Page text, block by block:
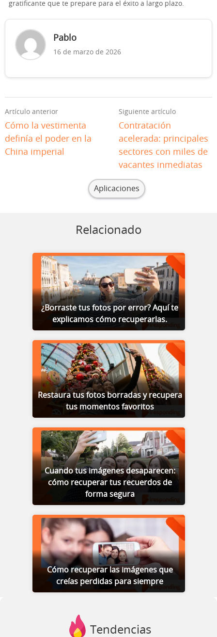
gratificante que te prepare para el éxito a largo plazo.
Pablo
16 de marzo de 2026
Artículo anterior
Cómo la vestimenta
definía el poder en la
China imperial
Siguiente artículo
Contratación
acelerada: principales
sectores con miles de
vacantes inmediatas
Aplicaciones
Relacionado
¿Borraste tus fotos por error? Aquí te
explicamos cómo recuperarlas.
Restaura tus fotos borradas y recupera
tus momentos favoritos
Cuando tus imágenes desaparecen:
cómo recuperar tus recuerdos de
forma segura
Cómo recuperar las imágenes que
creías perdidas para siempre
Tendencias